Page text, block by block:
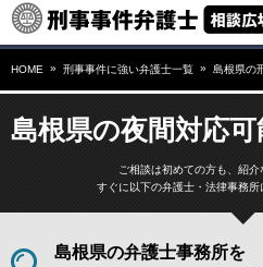
HOME 刑事事件に強い弁護士一覧 島根県の
島根県の夜間対応
ご相談は初めての方も、紹介
すぐに以下の弁護士・法律事務所
島根県の弁護士事務所を